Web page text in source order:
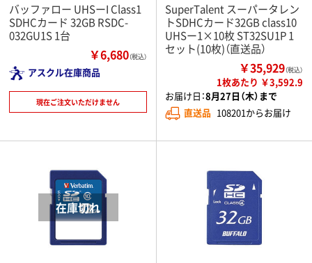
バッファロー UHSーI Class1
SDHCカード 32GB RSDC-
032GU1S 1台
￥6,680（税込）
アスクル在庫商品
現在ご注文いただけません
SuperTalent スーパータレン
トSDHCカード32GB class10
UHSー1×10枚 ST32SU1P 1
セット(10枚)（直送品）
￥35,929（税込）
1枚あたり ￥3,592.9
お届け日：8月27日（木）まで
直送品 108201からお届け